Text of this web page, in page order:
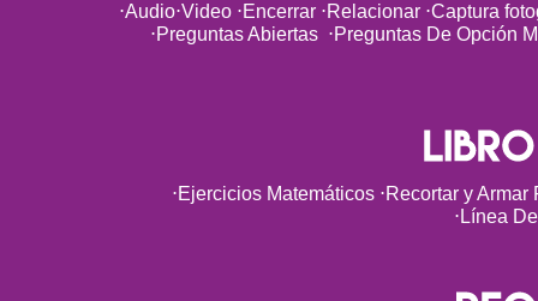
⋅Audio⋅Video ⋅Encerrar ⋅Relacionar ⋅Captura
⋅Preguntas Abiertas ⋅Preguntas De Opción
⋅Ejercicios Matemáticos ⋅Recortar y
⋅Línea